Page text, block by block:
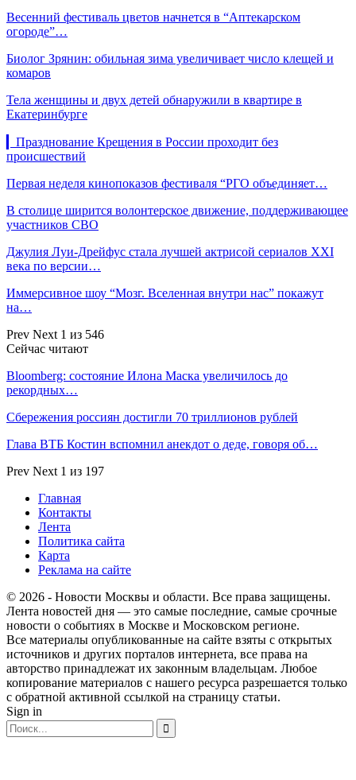
Весенний фестиваль цветов начнется в “Аптекарском
огороде”…
Биолог Зрянин: обильная зима увеличивает число клещей и
комаров
Тела женщины и двух детей обнаружили в квартире в
Екатеринбурге
▎Празднование Крещения в России проходит без
происшествий
Первая неделя кинопоказов фестиваля “РГО объединяет…
В столице ширится волонтерское движение, поддерживающее
участников СВО
Джулия Луи-Дрейфус стала лучшей актрисой сериалов XXI
века по версии…
Иммерсивное шоу “Мозг. Вселенная внутри нас” покажут
на…
Prev Next 1 из 546
Сейчас читают
Bloomberg: состояние Илона Маска увеличилось до
рекордных…
Сбережения россиян достигли 70 триллионов рублей
Глава ВТБ Костин вспомнил анекдот о деде, говоря об…
Prev Next 1 из 197
Главная
Контакты
Лента
Политика сайта
Карта
Реклама на сайте
© 2026 - Новости Москвы и области. Все права защищены.
Лента новостей дня — это самые последние, самые срочные
новости о событиях в Москве и Московском регионе.
Все материалы опубликованные на сайте взяты с открытых
источников и других порталов интернета, все права на
авторство принадлежат их законным владельцам. Любое
копирование материалов с нашего ресурса разрешается только
с обратной активной ссылкой на страницу статьи.
Sign in